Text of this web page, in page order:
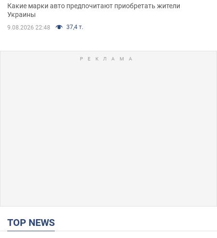
Какие марки авто предпочитают приобретать жители
Украины
9.08.2026 22:48 37,4 т.
TOP NEWS